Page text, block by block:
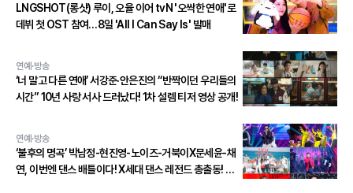
LNGSHOT(롱샷) 루이, 오율 이어 tvN '오싹한 연애'로
데뷔 첫 OST 참여…8일 'All I Can Say Is' 발매
연예·방송
‘너 말고 다른 연애’ 서강준·안은진의 “반짝이던 우리들의
시간” 10년 사랑 서사 드러났다! 1차 설렘 티저 영상 공개!
연예·방송
‘불후의 명곡’ 박남정-현진영-노이즈-거북이X문세윤-채
연, 이번엔 댄스 배틀이다! X세대 댄스 레전드 총출동! 댄